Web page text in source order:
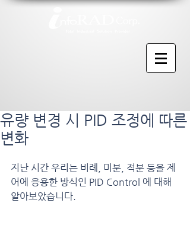
유량 변경 시 PID 조정에 따른
변화
지난 시간 우리는 비례, 미분, 적분 등을 제
어에 응용한 방식인 PID Control 에 대해
알아보았습니다.